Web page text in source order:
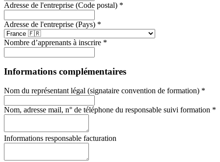
Adresse de l'entreprise (Code postal) *
Adresse de l'entreprise (Pays) *
Nombre d’apprenants à inscrire *
Informations complémentaires
Nom du représentant légal (signataire convention de formation) *
Nom, adresse mail, n° de téléphone du responsable suivi formation *
Informations responsable facturation